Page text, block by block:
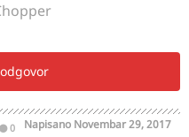
0 Napisano Novembar 29, 2017